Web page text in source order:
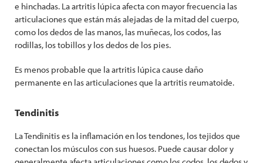
e hinchadas. La artritis lúpica afecta con mayor frecuencia las
articulaciones que están más alejadas de la mitad del cuerpo,
como los dedos de las manos, las muñecas, los codos, las
rodillas, los tobillos y los dedos de los pies.
Es menos probable que la artritis lúpica cause daño
permanente en las articulaciones que la artritis reumatoide.
Tendinitis
La Tendinitis es la inflamación en los tendones, los tejidos que
conectan los músculos con sus huesos. Puede causar dolor y